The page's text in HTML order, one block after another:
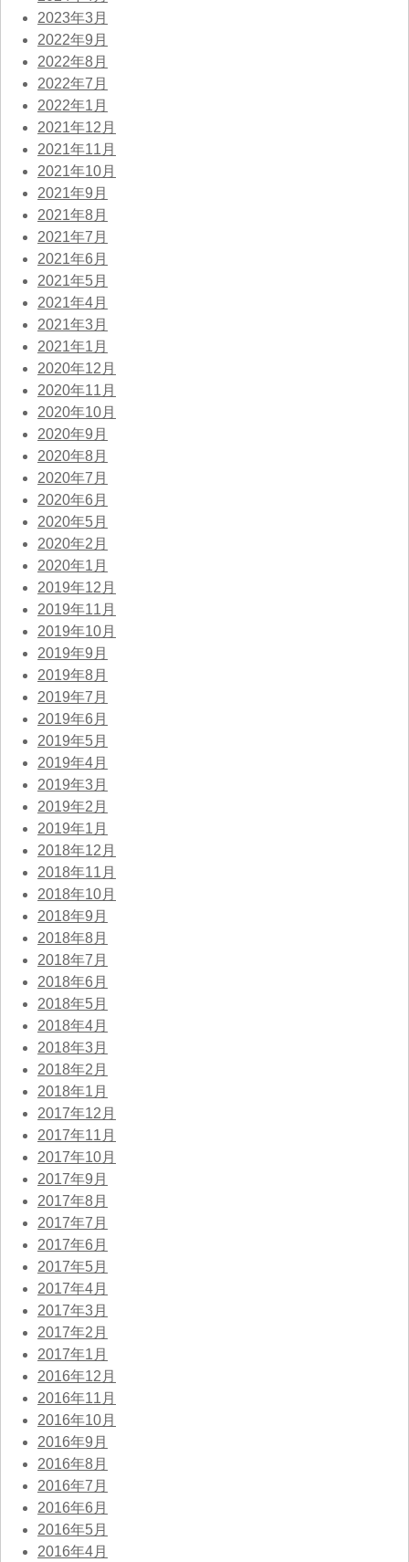
2023年3月
2022年9月
2022年8月
2022年7月
2022年1月
2021年12月
2021年11月
2021年10月
2021年9月
2021年8月
2021年7月
2021年6月
2021年5月
2021年4月
2021年3月
2021年1月
2020年12月
2020年11月
2020年10月
2020年9月
2020年8月
2020年7月
2020年6月
2020年5月
2020年2月
2020年1月
2019年12月
2019年11月
2019年10月
2019年9月
2019年8月
2019年7月
2019年6月
2019年5月
2019年4月
2019年3月
2019年2月
2019年1月
2018年12月
2018年11月
2018年10月
2018年9月
2018年8月
2018年7月
2018年6月
2018年5月
2018年4月
2018年3月
2018年2月
2018年1月
2017年12月
2017年11月
2017年10月
2017年9月
2017年8月
2017年7月
2017年6月
2017年5月
2017年4月
2017年3月
2017年2月
2017年1月
2016年12月
2016年11月
2016年10月
2016年9月
2016年8月
2016年7月
2016年6月
2016年5月
2016年4月